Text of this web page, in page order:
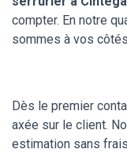
compter. En notre
sommes à vos
Dès le premier
axée sur le client.
estimation sans